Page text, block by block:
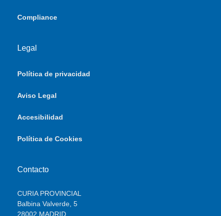
Compliance
Legal
Política de privacidad
Aviso Legal
Accesibilidad
Política de Cookies
Contacto
CURIA PROVINCIAL
Balbina Valverde, 5
28002 MADRID